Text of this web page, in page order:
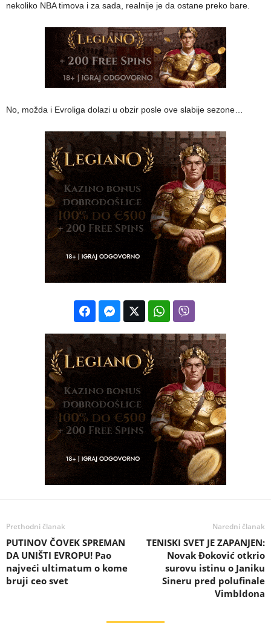
nekoliko NBA timova i za sada, realnije je da ostane preko bare.
No, možda i Evroliga dolazi u obzir posle ove slabije sezone…
Prethodni članak
PUTINOV ČOVEK SPREMAN
DA UNIŠTI EVROPU! Pao
najveći ultimatum o kome
bruji ceo svet
Naredni članak
TENISKI SVET JE ZAPANJEN:
Novak Đoković otkrio
surovu istinu o Janiku
Sineru pred polufinale
Vimbldona